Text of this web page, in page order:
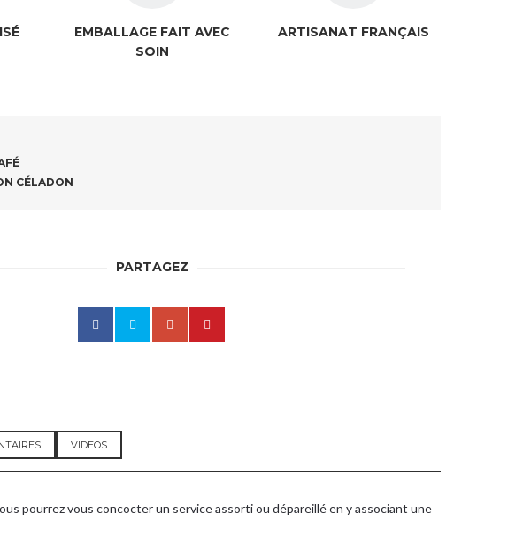
EMBALLAGE FAIT AVEC
SOIN
ARTISANAT FRANÇAIS
CÉLADON
PARTAGEZ
VIDEOS
pourrez vous concocter un service assorti ou dépareillé en y associant une